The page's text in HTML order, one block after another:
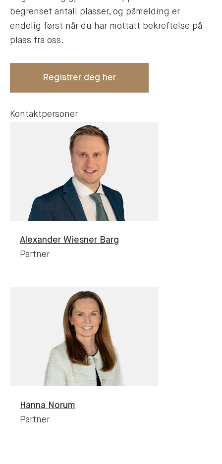
begrenset antall plasser, og påmelding er
endelig først når du har mottatt bekreftelse på
plass fra oss.
Registrer deg her
Kontaktpersoner
Alexander Wiesner Barg
Partner
Hanna Norum
Partner